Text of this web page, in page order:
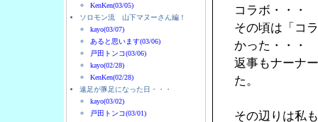
KenKen(03/05)
ソロモン流 山下マヌーさん編！
kayo(03/07)
あると思います(03/06)
戸田トンコ(03/06)
kayo(02/28)
KenKen(02/28)
遠足が豚足になった日・・・
kayo(03/02)
戸田トンコ(03/01)
コラボ・・・
その頃は「コ
かった・・・
返事もナーナ
た。
その辺りは私